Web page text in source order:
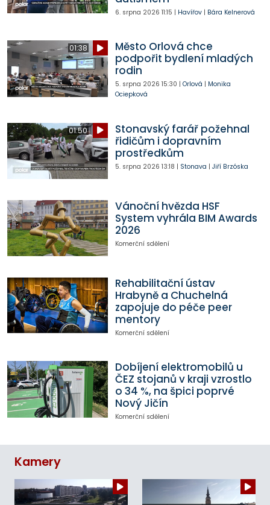
6. srpna 2026 11:15 | Havířov| Bára Kelnerová
01:38
Město Orlová chce
podpořit bydlení mladých
rodin
5. srpna 2026 15:30 | Orlová | Monika
Ociepková
01:50
Stonavský farář požehnal
řidičům i dopravním
prostředkům
5. srpna 2026 13:18 | Stonava | Jiří Brzóska
Vánoční hvězda HSF
System vyhrála BIM Awards
2026
Komerční sdělení
Rehabilitační ústav
Hrabyně a Chuchelná
zapojuje do péče peer
mentory
Komerční sdělení
Dobíjení elektromobilů u
ČEZ stojanů v kraji vzrostlo
o 34 %, na špici poprvé
Nový Jičín
Komerční sdělení
Kamery